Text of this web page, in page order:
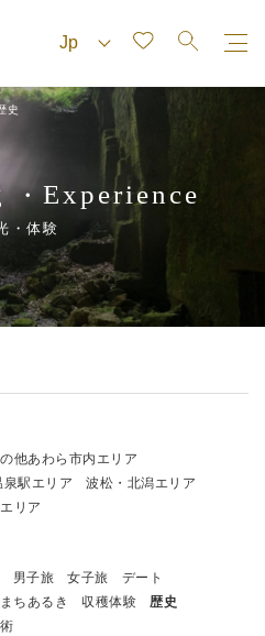
史
・ Experience
・体験
他あわら市内エリア
駅エリア
波松・北潟エリア
リア
男子旅 女子旅
デート
まちあるき 収穫体験
歴史